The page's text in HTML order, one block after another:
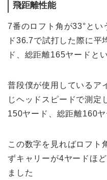
飛距離性能
7番のロフト角が33°とい
ド36.7で試打した際に平
ド、総距離165ヤードと
普段僕が使用しているア
じヘッドスピードで測定
150ヤード、総距離160
この数字を見ればロフト
ずキャリーが4ヤードほ
ました